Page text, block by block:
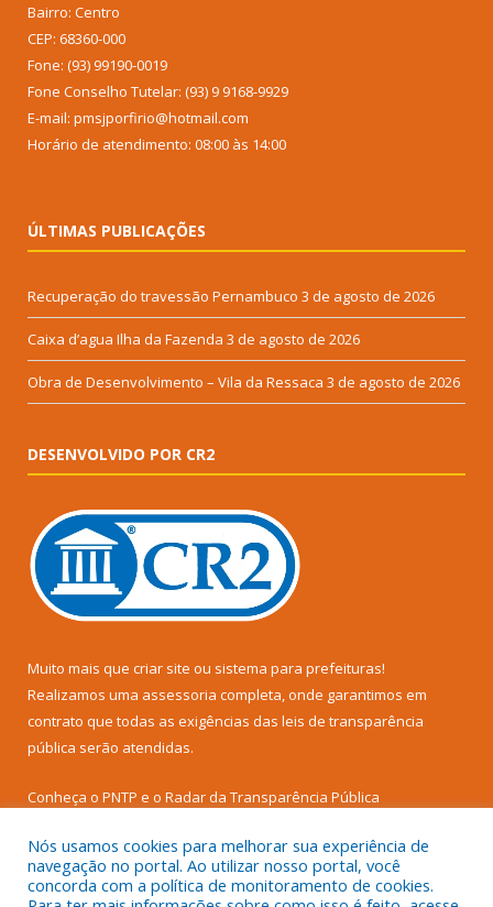
Bairro: Centro
CEP: 68360-000
Fone: (93) 99190-0019
Fone Conselho Tutelar: (93) 9 9168-9929
E-mail: pmsjporfirio@hotmail.com
Horário de atendimento: 08:00 às 14:00
ÚLTIMAS PUBLICAÇÕES
Recuperação do travessão Pernambuco 3 de agosto de 2026
Caixa d’agua Ilha da Fazenda 3 de agosto de 2026
Obra de Desenvolvimento – Vila da Ressaca 3 de agosto de 2026
DESENVOLVIDO POR CR2
Muito mais que criar site ou sistema para prefeituras!
Realizamos uma assessoria completa, onde garantimos em
contrato que todas as exigências das leis de transparência
pública serão atendidas.
Conheça o PNTP e o Radar da Transparência Pública
Nós usamos cookies para melhorar sua experiência de
navegação no portal. Ao utilizar nosso portal, você
concorda com a política de monitoramento de cookies.